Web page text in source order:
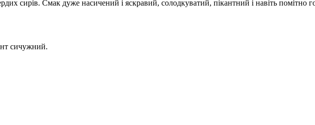
сирів. Смак дуже насичений і яскравий, солодкуватий, пікантний і навіть помітно
сичужний.